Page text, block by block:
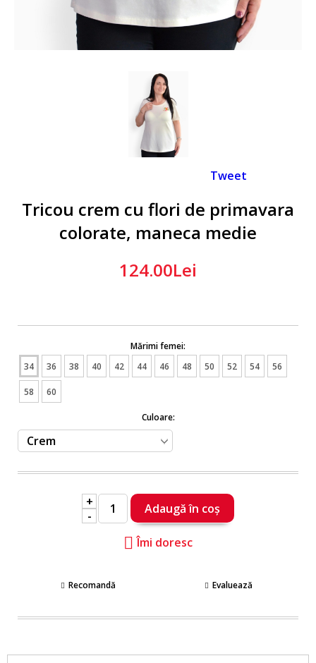
Tricou crem cu flori de primavara
colorate, maneca medie
124.00Lei
Mărimi femei:
34
36 38 40 42 44 46 48 50 52 54 56
58 60
Culoare:
+
-
Îmi doresc
Recomandă Evaluează
Tweet